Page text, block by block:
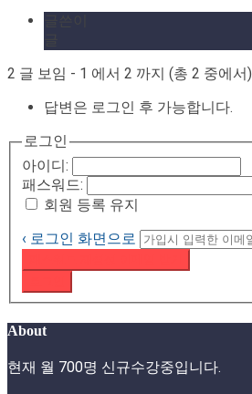
2 글 보임 - 1 에서 2 까지 (총 2 중에서)
답변은 로그인 후 가능합니다.
로그인
아이디:
패스워드:
회원 등록 유지
‹ 로그인 화면으로
About
현재 월 700명 신규수강중입니다.